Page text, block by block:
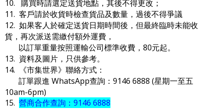
10. 購買時請選定送貨地點，其後不得更改；
11. 客戶請於收貨時檢查貨品及數量，過後不得爭議
12. 如果客人於確定送貨日期時間後，但最終臨時未能收
貨，再次派送需繳付額外運費，
以訂單重量按照運輸公司標準收費，80元起。
13. 資料及圖片，只供參考。
14. 《市集世界》聯絡方式：
訂單跟進 WhatsApp查詢：9146 6888 (星期一至五
10am-6pm)
15. 營商合作查詢：9146 6888